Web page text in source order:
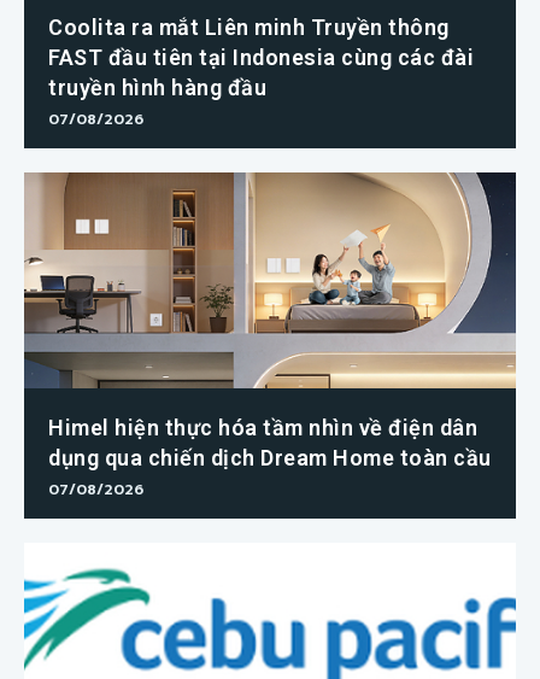
Coolita ra mắt Liên minh Truyền thông
FAST đầu tiên tại Indonesia cùng các đài
truyền hình hàng đầu
07/08/2026
Himel hiện thực hóa tầm nhìn về điện dân
dụng qua chiến dịch Dream Home toàn cầu
07/08/2026